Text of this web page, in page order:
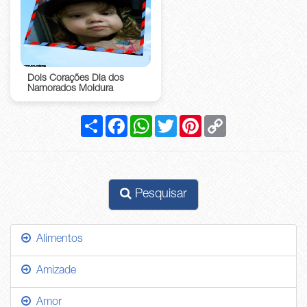
Dois Corações Dia dos
Namorados Moldura
CompartilharFacebookWhatsApp
Twitter Pinterest
Pesquisar
Alimentos
Amizade
Amor